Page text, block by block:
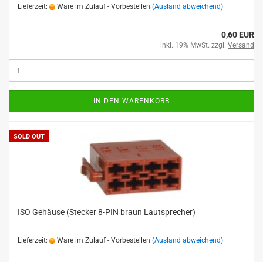
Lieferzeit: Ware im Zulauf - Vorbestellen (Ausland abweichend)
0,60 EUR
inkl. 19% MwSt. zzgl. Versand
IN DEN WARENKORB
SOLD OUT
ISO Gehäuse (Stecker 8-PIN braun Lautsprecher)
Lieferzeit: Ware im Zulauf - Vorbestellen (Ausland abweichend)